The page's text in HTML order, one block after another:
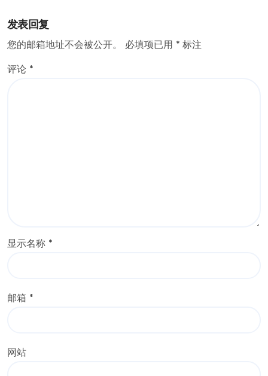
发表回复
您的邮箱地址不会被公开。 必填项已用 * 标注
评论 *
显示名称 *
邮箱 *
网站